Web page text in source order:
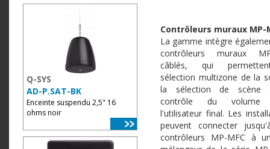
Q-SYS
AD-P.SAT-BK
Enceinte suspendu 2,5" 16
ohms noir
Contrôleurs muraux MP-
La gamme intègre
contrôleurs muraux
câblés, qui
sélection multizone de la
la sélection de
contrôle du volume
l'utilisateur final. Les
peuvent connecter
contrôleurs MP-MFC à